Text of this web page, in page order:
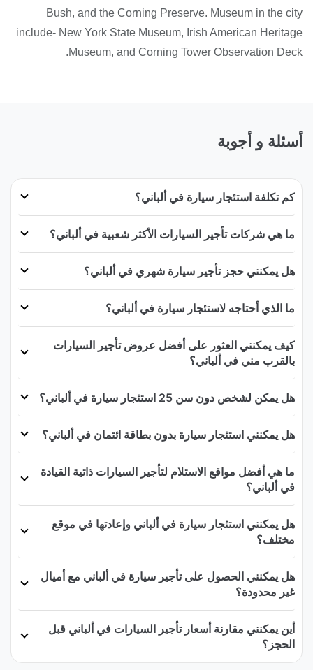
Bush, and the Corning Preserve. Museum in the city
include- New York State Museum, Irish American Heritage
Museum, and Corning Tower Observation Deck.
أسئلة و أجوبة
كم تكلفة استئجار سيارة في ألباني؟
ما هي شركات تأجير السيارات الأكثر شعبية في ألباني؟
هل يمكنني حجز تأجير سيارة شهري في ألباني؟
ما الذي أحتاجه لاستئجار سيارة في ألباني؟
كيف يمكنني العثور على أفضل عروض تأجير السيارات
بالقرب مني في ألباني؟
هل يمكن لشخص دون سن 25 استئجار سيارة في ألباني؟
هل يمكنني استئجار سيارة بدون بطاقة ائتمان في ألباني؟
ما هي أفضل مواقع الاستلام لتأجير السيارات ذاتية القيادة
في ألباني؟
هل يمكنني استئجار سيارة في ألباني وإعادتها في موقع
مختلف؟
هل يمكنني الحصول على تأجير سيارة في ألباني مع أميال
غير محدودة؟
أين يمكنني مقارنة أسعار تأجير السيارات في ألباني قبل
الحجز؟